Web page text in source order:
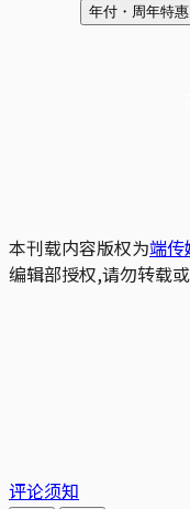
年付・周年特惠
本刊载内容版权为端传
编辑部授权,请勿转载
评论须知